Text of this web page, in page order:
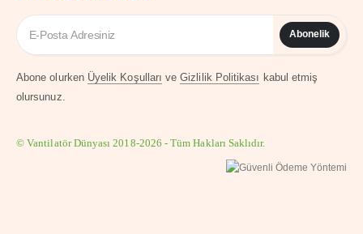
Abonelik
Abone olurken Üyelik Koşulları veGizlilik Politikası kabul etmiş
olursunuz.
© Vantilatör Dünyası 2018-2026 - Tüm Hakları Saklıdır.